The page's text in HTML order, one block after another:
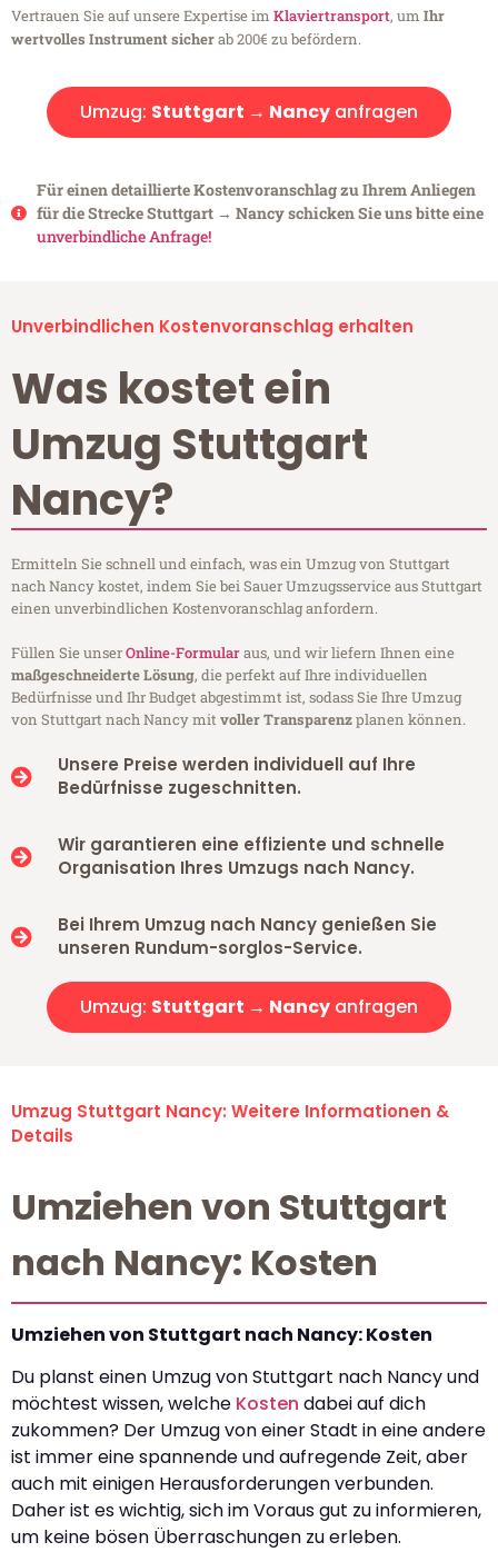
Vertrauen Sie auf unsere Expertise im Klaviertransport, um Ihr
wertvolles Instrument sicherab 200€ zu befördern.
Umzug: Stuttgart → Nancy anfragen
Für einen detaillierte Kostenvoranschlag zu Ihrem Anliegen
für die Strecke Stuttgart → Nancy schicken Sie uns bitte eine
unverbindliche Anfrage!
Unverbindlichen Kostenvoranschlag erhalten
Was kostet ein
Umzug Stuttgart
Nancy?
Ermitteln Sie schnell und einfach, was ein Umzug von Stuttgart
nach Nancy kostet, indem Sie bei Sauer Umzugsservice aus Stuttgart
einen unverbindlichen Kostenvoranschlag anfordern.
Füllen Sie unserOnline-Formularaus, und wir liefern Ihnen eine
maßgeschneiderte Lösung, die perfekt auf Ihre individuellen
Bedürfnisse und Ihr Budget abgestimmt ist, sodass Sie Ihre Umzug
von Stuttgart nach Nancy mitvoller Transparenzplanen können.
Unsere Preise werden individuell auf Ihre
Bedürfnisse zugeschnitten.
Wir garantieren eine effiziente und schnelle
Organisation Ihres Umzugs nach Nancy.
Bei Ihrem Umzug nach Nancy genießen Sie
unseren Rundum-sorglos-Service.
Umzug: Stuttgart → Nancy anfragen
Umzug Stuttgart Nancy: Weitere Informationen &
Details
Umziehen von Stuttgart
nach Nancy: Kosten
Umziehen von Stuttgart nach Nancy: Kosten
Du planst einen Umzug von Stuttgart nach Nancy und
möchtest wissen, welche Kosten dabei auf dich
zukommen? Der Umzug von einer Stadt in eine andere
ist immer eine spannende und aufregende Zeit, aber
auch mit einigen Herausforderungen verbunden.
Daher ist es wichtig, sich im Voraus gut zu informieren,
um keine bösen Überraschungen zu erleben.